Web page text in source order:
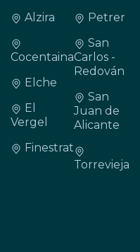
Alzira
Cocentaina
Elche
El
Vergel
Finestrat
Petrer
San
Carlos -
Redován
San
Juan de
Alicante
Torrevieja